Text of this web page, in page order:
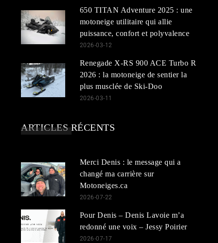
650 TITAN Adventure 2025 : une
motoneige utilitaire qui allie
puissance, confort et polyvalence
2026-03-12
Renegade X-RS 900 ACE Turbo R
2026 : la motoneige de sentier la
plus musclée de Ski-Doo
2026-03-11
ARTICLES RÉCENTS
Merci Denis : le message qui a
changé ma carrière sur
Motoneiges.ca
2026-07-22
Pour Denis – Denis Lavoie m’a
redonné une voix – Jessy Poirier
2026-07-17